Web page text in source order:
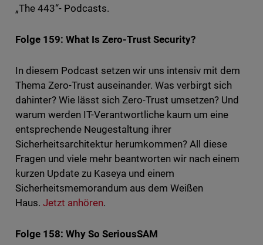
„The 443“- Podcasts.
Folge 159: What Is Zero-Trust Security?
In diesem Podcast setzen wir uns intensiv mit dem
Thema Zero-Trust auseinander. Was verbirgt sich
dahinter? Wie lässt sich Zero-Trust umsetzen? Und
warum werden IT-Verantwortliche kaum um eine
entsprechende Neugestaltung ihrer
Sicherheitsarchitektur herumkommen? All diese
Fragen und viele mehr beantworten wir nach einem
kurzen Update zu Kaseya und einem
Sicherheitsmemorandum aus dem Weißen
Haus. Jetzt anhören.
Folge 158: Why So SeriousSAM